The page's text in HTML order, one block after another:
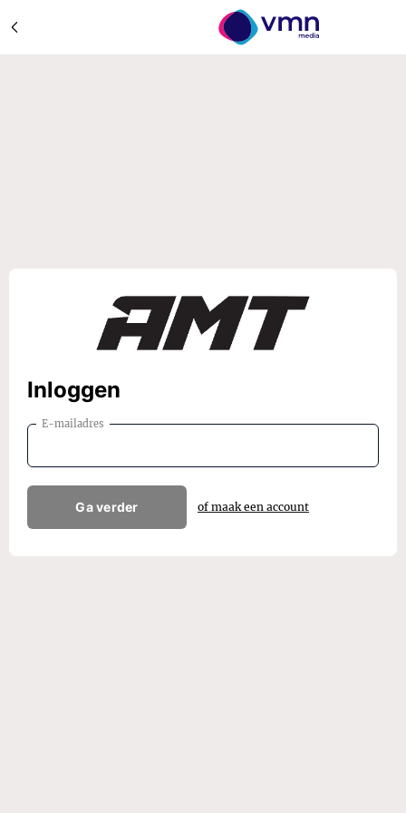
Inloggen
E-mailadres
Ga verder of maak een account